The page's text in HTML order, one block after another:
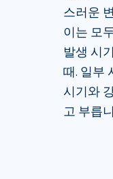
스러운
이는 모
발생 시
때. 일부
시기와
고 부릅